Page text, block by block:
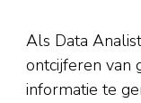
Als Data
ontcijferen van
informatie te